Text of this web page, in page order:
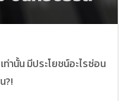
านั้น มีประโยชน์อะไรซ่อน
?!